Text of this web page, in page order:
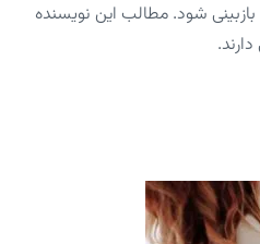
شود. مطالب این نویسنده